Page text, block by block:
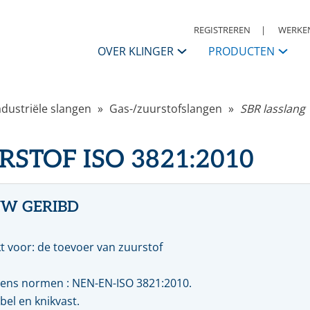
REGISTREREN
OVER KLINGER
KLINGER Nederland
Historie
Daarom KLINGER
Code of Conduct
PRODUCTEN
Afsluiters
Kogelkranen
Vlinderkleppen
Automatisering
Condensaatsystemen
Filters
Druk, reduceer & veiligheden
Ontluchters & vloeistoflozers
slangen Gas-/zuurstofslangen SBR
ISO 3821:2010
GERIBD
voor: de toevoer van zuurstof
normen : NEN-EN-ISO 3821:2010.
en knikvast.